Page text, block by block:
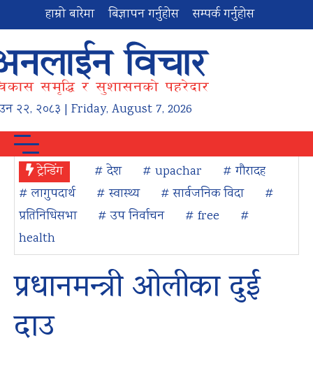
हाम्रो बारेमा बिज्ञापन गर्नुहोस सम्पर्क गर्नुहोस
२२, २०८३ | Friday, August 7, 2026
ट्रेन्डिंग # देश # upachar
# गौरादह
# लागुपदार्थ
# स्वास्थ्य # सार्वजनिक विदा
#
प्रतिनिधिसभा
# उप निर्वाचन # free
#
health
प्रधानमन्त्री ओलीका दुई
दाउ